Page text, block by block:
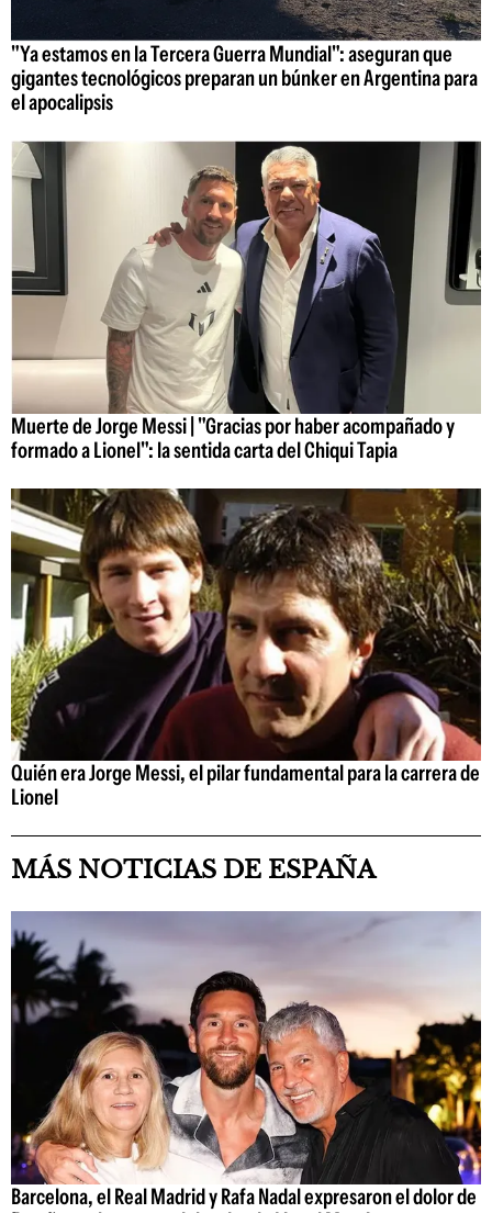
"Ya estamos en la Tercera Guerra Mundial": aseguran que
gigantes tecnológicos preparan un búnker en Argentina para
el apocalipsis
Muerte de Jorge Messi | "Gracias por haber acompañado y
formado a Lionel": la sentida carta del Chiqui Tapia
Quién era Jorge Messi, el pilar fundamental para la carrera de
Lionel
MÁS NOTICIAS DE ESPAÑA
Barcelona, el Real Madrid y Rafa Nadal expresaron el dolor de